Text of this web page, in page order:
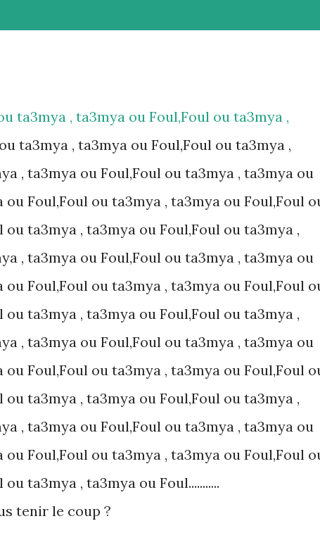
ta3mya , ta3mya ou Foul,Foul ou ta3mya ,
ta3mya , ta3mya ou Foul,Foul ou ta3mya ,
, ta3mya ou Foul,Foul ou ta3mya , ta3mya ou
Foul,Foul ou ta3mya , ta3mya ou Foul,Foul
ta3mya , ta3mya ou Foul,Foul ou ta3mya ,
, ta3mya ou Foul,Foul ou ta3mya , ta3mya ou
Foul,Foul ou ta3mya , ta3mya ou Foul,Foul
ta3mya , ta3mya ou Foul,Foul ou ta3mya ,
, ta3mya ou Foul,Foul ou ta3mya , ta3mya ou
Foul,Foul ou ta3mya , ta3mya ou Foul,Foul
ta3mya , ta3mya ou Foul,Foul ou ta3mya ,
, ta3mya ou Foul,Foul ou ta3mya , ta3mya ou
Foul,Foul ou ta3mya , ta3mya ou Foul,Foul
ta3mya , ta3mya ou Foul...........
tenir le coup ?